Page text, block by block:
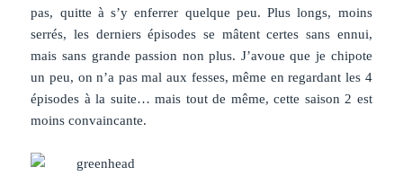
pas, quitte à s’y enferrer quelque peu. Plus longs, moins
serrés, les derniers épisodes se mâtent certes sans ennui,
mais sans grande passion non plus. J’avoue que je chipote
un peu, on n’a pas mal aux fesses, même en regardant les 4
épisodes à la suite… mais tout de même, cette saison 2 est
moins convaincante.